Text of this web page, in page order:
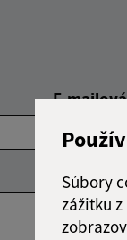
Súbory
zážitku
E-